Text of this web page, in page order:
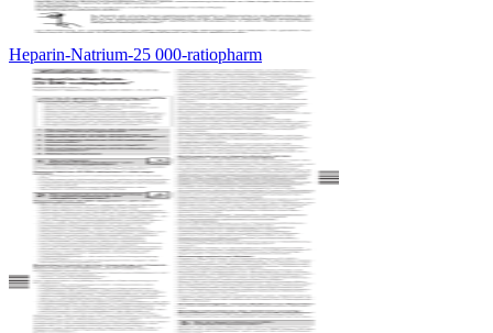
Heparin-Natrium-25 000-ratiopharm